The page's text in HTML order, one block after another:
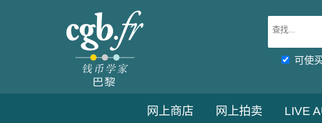
可使
网上商店 网上拍卖 LIVE